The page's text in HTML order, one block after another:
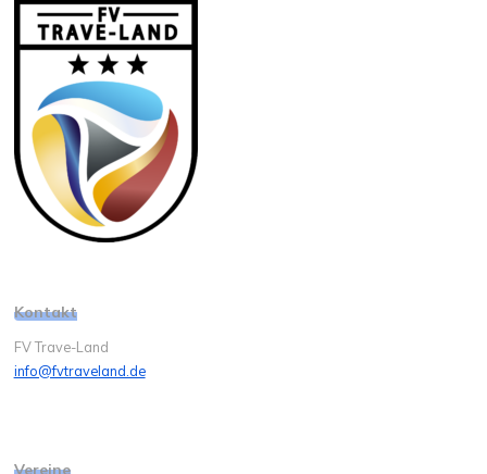
Kontakt
FV Trave-Land
info@fvtraveland.de
Vereine